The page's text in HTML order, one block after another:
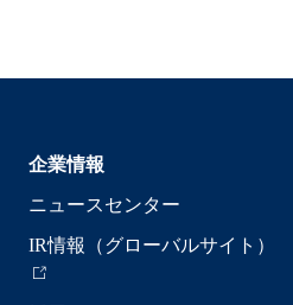
企業情報
ニュースセンター
IR情報（グローバルサイト）